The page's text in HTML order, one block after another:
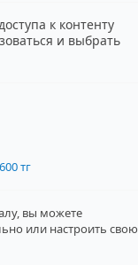
к контенту
и выбрать
тг
вы можете
или настроить свою